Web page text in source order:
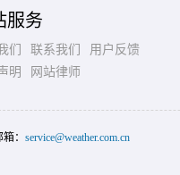
服务
们 联系我们
用户反馈
明
网站律师
： service@weather.com.cn